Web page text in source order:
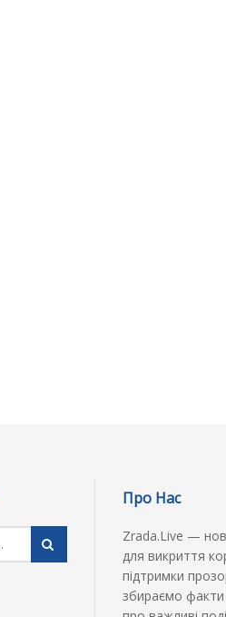
Про Нас
Zrada.Live —
для викриття
підтримки
збираємо